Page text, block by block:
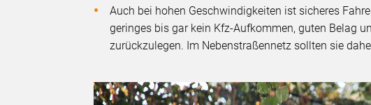
Auch bei hohen Geschwindigkeiten ist sicheres
geringes bis gar kein Kfz-Aufkommen, guten Belag
zurückzulegen. Im Nebenstraßennetz sollten sie